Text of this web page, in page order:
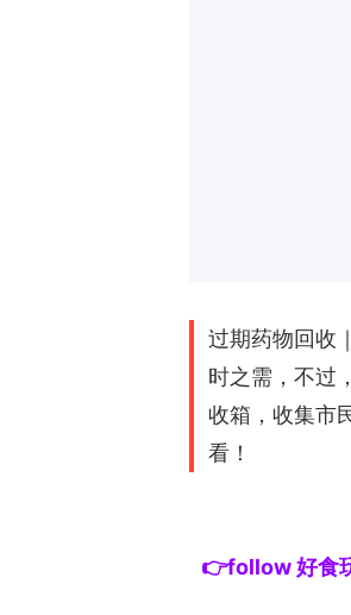
过期药物回收
时之需，不过
收箱，收集市
看！
👉follow 好食